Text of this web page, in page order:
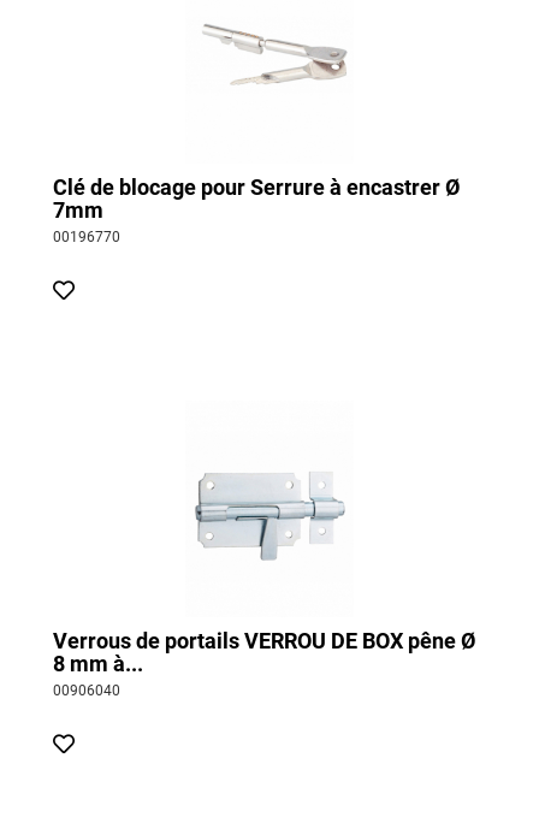
Clé de blocage pour Serrure à encastrer Ø
7mm
00196770
Verrous de portails VERROU DE BOX pêne Ø
8 mm à...
00906040